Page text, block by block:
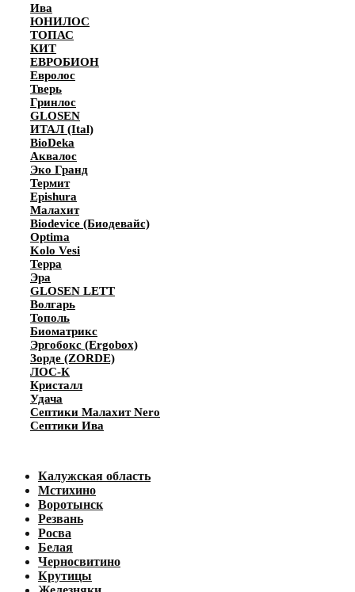
Ива
ЮНИЛОС
ТОПАС
КИТ
ЕВРОБИОН
Евролос
Тверь
Гринлос
GLOSEN
ИТАЛ (Ital)
BioDeka
Аквалос
Эко Гранд
Термит
Epishura
Малахит
Biodevice (Биодевайс)
Optima
Kolo Vesi
Терра
Эра
GLOSEN LETT
Волгарь
Тополь
Биоматрикс
Эргобокс (Ergobox)
Зорде (ZORDE)
ЛОС-К
Кристалл
Удача
Септики Малахит Nero
Септики Ива
Калужская область
Мстихино
Воротынск
Резвань
Росва
Белая
Черносвитино
Крутицы